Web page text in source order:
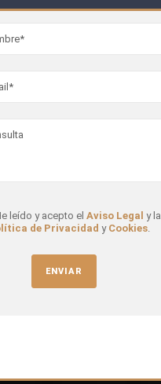
leído y acepto el Aviso Legal y la
de Privacidad y Cookies